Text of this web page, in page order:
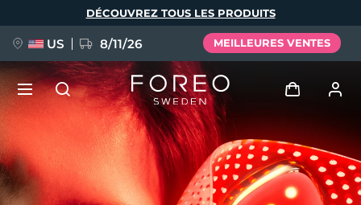
DÉCOUVREZ TOUS LES PRODUITS
US 8/11/26 MEILLEURES VENTES
Se connecter
Profil de l'utilisateur
NOUVEAU
BREAKING NEWS
Langue